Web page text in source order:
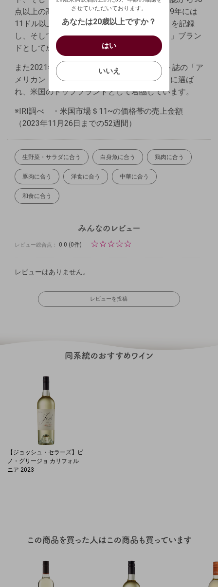
お買い物を続ける カートへ進む
点以上の高得点を多数獲得しています。 2019年には
11ドル以上のワイン売上金額で「全米No.1」を記録
し、そして売上成長率においても「全米No.1」ブラン
ドとして成長し続けております。
また2021年には、ワイン・エンスージアスト誌の「ア
メリカン・ワイナリー・オブ・ザ・イヤー」に選ば
れ、米国のトップブランドとして君臨しています。
※IRI調べ ・米国市場＄11~の価格帯の売上金額
（2023年11月26日までの52週間）
生野菜・サラダに合う 白身魚に合う 鶏肉に合う
豚肉に合う 洋食に合う 中華に合う
和食に合う
レビュー総合点： 0.0 (0件) ☆☆☆☆☆
レビューはありません。
レビューを投稿
【ジョッシュ・セラーズ】ピ
ノ・グリージョ カリフォル
ニア 2023
させていただいております。
あなたは20歳以上ですか？
はい
いいえ
西暦
/
確認する
ログアウトします。よろしいですか？